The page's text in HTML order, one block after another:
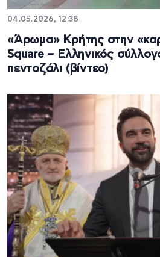
04.05.2026, 12:38
«Άρωμα» Κρήτης στην
Square – Ελληνικός
πεντοζάλι (βίντεο)